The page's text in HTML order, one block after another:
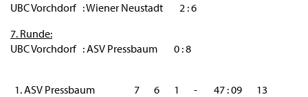
UBC Vorchdorf : Wiener Neustadt 2 : 6
7. Runde:
UBC Vorchdorf : ASV Pressbaum 0 : 8
ASV Pressbaum 7 6 1 - 47 : 09 13